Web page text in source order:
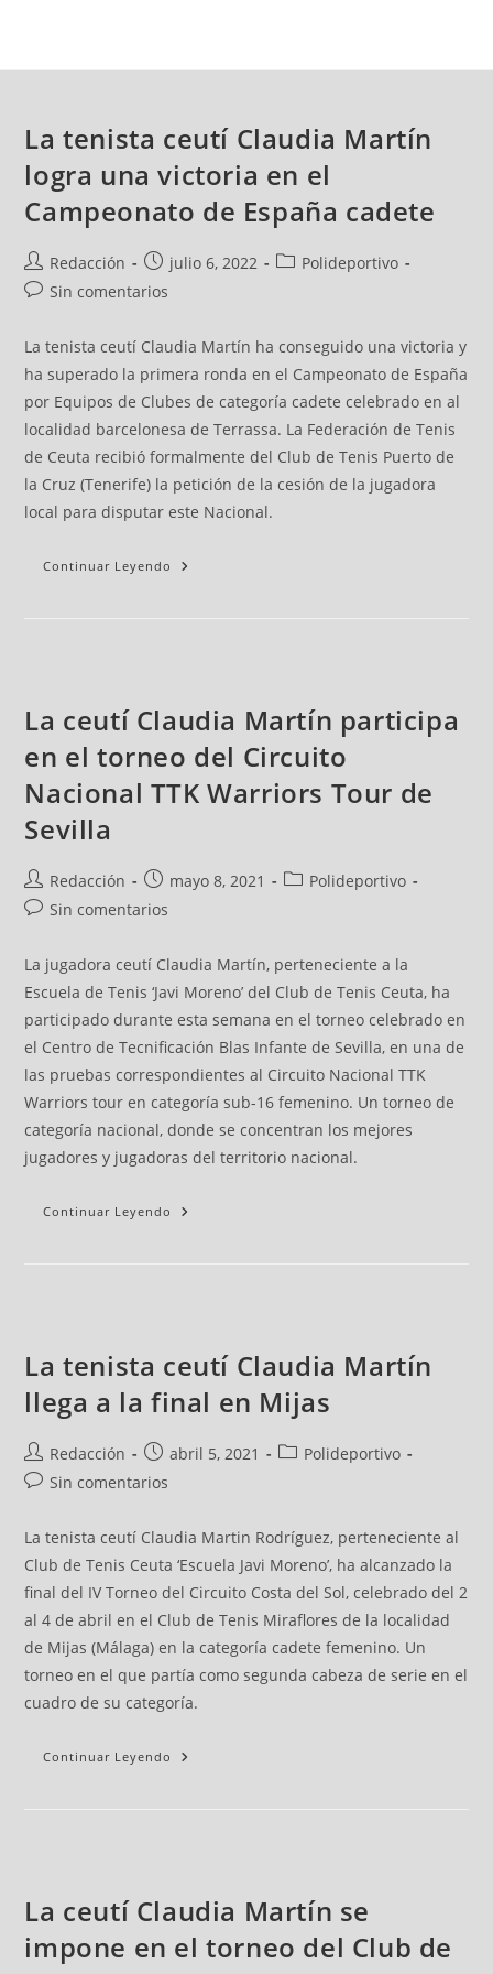
La tenista ceutí Claudia Martín
logra una victoria en el
Campeonato de España cadete
Redacción julio 6, 2022
Polideportivo
Sin comentarios
La tenista ceutí Claudia Martín ha conseguido una victoria y
ha superado la primera ronda en el Campeonato de España
por Equipos de Clubes de categoría cadete celebrado en al
localidad barcelonesa de Terrassa. La Federación de Tenis
de Ceuta recibió formalmente del Club de Tenis Puerto de
la Cruz (Tenerife) la petición de la cesión de la jugadora
local para disputar este Nacional.
Continuar Leyendo
La ceutí Claudia Martín participa
en el torneo del Circuito
Nacional TTK Warriors Tour de
Sevilla
Redacción mayo 8, 2021
Polideportivo
Sin comentarios
La jugadora ceutí Claudia Martín, perteneciente a la
Escuela de Tenis ‘Javi Moreno’ del Club de Tenis Ceuta, ha
participado durante esta semana en el torneo celebrado en
el Centro de Tecnificación Blas Infante de Sevilla, en una de
las pruebas correspondientes al Circuito Nacional TTK
Warriors tour en categoría sub-16 femenino. Un torneo de
categoría nacional, donde se concentran los mejores
jugadores y jugadoras del territorio nacional.
Continuar Leyendo
La tenista ceutí Claudia Martín
llega a la final en Mijas
Redacción abril 5, 2021
Polideportivo
Sin comentarios
La tenista ceutí Claudia Martin Rodríguez, perteneciente al
Club de Tenis Ceuta ‘Escuela Javi Moreno’, ha alcanzado la
final del IV Torneo del Circuito Costa del Sol, celebrado del 2
al 4 de abril en el Club de Tenis Miraflores de la localidad
de Mijas (Málaga) en la categoría cadete femenino. Un
torneo en el que partía como segunda cabeza de serie en el
cuadro de su categoría.
Continuar Leyendo
La ceutí Claudia Martín se
impone en el torneo del Club de